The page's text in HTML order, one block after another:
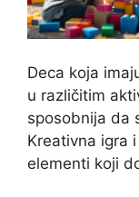
Deca koja
u različitim
sposobnija da
Kreativna igra
elementi koji